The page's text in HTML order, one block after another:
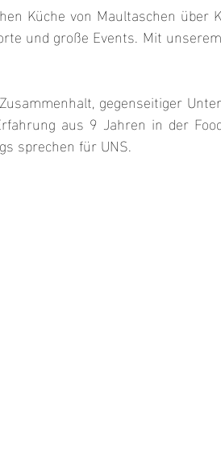
Küche von Maultaschen über
und große Events. Mit
gegenseitiger
aus 9 Jahren in der
sprechen für UNS.